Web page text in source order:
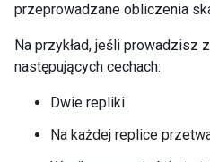
przeprowadzane obliczenia
Na przykład, jeśli prowadzisz
następujących cechach:
Dwie repliki
Na każdej replice